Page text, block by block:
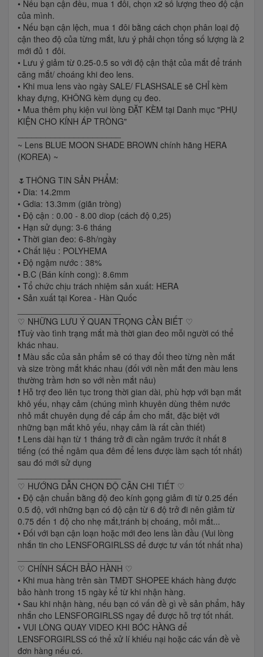
• Nếu bạn cận đều, mua 1 đôi, chọn x2 số lượng theo độ cận
của mình.
• Nếu bạn cận lệch, mua 1 đôi bằng cách chọn phân loại độ
cận theo độ của từng mắt, lưu ý phải chọn tổng số lượng là 2
mới đủ 1 đôi.
• Lưu ý giảm từ 0.25-0.5 so với độ cận thật của mắt để tránh
căng mắt/ choáng khi đeo lens.
• Khi mua lens vào ngày SALE/ FLASHSALE sẽ CHỈ kèm
khay đựng, KHÔNG kèm dụng cụ đeo.
• Mua thêm phụ kiện vui lòng ĐẶT KÈM tại Danh mục "PHỤ
KIỆN CHO KÍNH ÁP TRÒNG"
~ Lens BLUE MOON SHADE BROWN chính hãng HERA
(KOREA) ~
🌷THÔNG TIN SẢN PHẨM:
• Dia: 14.2mm
• Gdia: 13.3mm (giãn tròng)
• Độ cận : 0.00 - 8.00 diop (cách độ 0,25)
• Hạn sử dụng: 3-6 tháng
• Thời gian đeo: 6-8h/ngày
• Chất liệu : POLYHEMA
• Độ ngậm nước : 38%
• B.C (Bán kính cong): 8.6mm
• Tổ chức chịu trách nhiệm sản xuất: HERA
• Sản xuất tại Korea - Hàn Quốc
♡ NHỮNG LƯU Ý QUAN TRỌNG CẦN BIẾT ♡
❗️Tuỳ vào tình trạng mắt mà thời gian đeo mỗi người có thể
khác nhau.
❗️ Màu sắc của sản phẩm sẽ có thay đổi theo từng nền mắt
và size tròng mắt khác nhau (đối với nền mắt đen màu lens
thường trầm hơn so với nền mắt nâu)
❗️ Hỗ trợ đeo liên tục trong thời gian dài, phù hợp với bạn mắt
khô yếu, nhạy cảm (chúng mình khuyên dùng thêm nước
nhỏ mắt chuyên dụng để cấp ẩm cho mắt, đặc biệt với
những bạn mắt khô yếu, nhạy cảm là rất cần thiết)
❗️ Lens dài hạn từ 1 tháng trở đi cần ngâm trước ít nhất 8
tiếng (có thể ngâm qua đêm để lens được làm sạch tốt nhất)
sau đó mới sử dụng
♡ HƯỚNG DẪN CHỌN ĐỘ CẬN CHI TIẾT ♡
• Độ cận chuẩn bằng độ đeo kính gọng giảm đi từ 0.25 đến
0.5 độ, với những bạn có độ cận từ 6 độ trở đi nên giảm từ
0.75 đến 1 độ cho nhẹ mắt,tránh bị choáng, mỏi mắt...
• Đối với bạn cận loạn hoặc mới đeo lens lần đầu (Vui lòng
nhắn tin cho LENSFORGIRLSS để được tư vấn tốt nhất nha)
♡ CHÍNH SÁCH BẢO HÀNH ♡
• Khi mua hàng trên sàn TMĐT SHOPEE khách hàng được
bảo hành trong 15 ngày kể từ khi nhận hàng.
• Sau khi nhận hàng, nếu bạn có vấn đề gì về sản phẩm, hãy
nhắn cho LENSFORGIRLSS ngay để được hỗ trợ tốt nhất.
• VUI LÒNG QUAY VIDEO KHI BÓC HÀNG để
LENSFORGIRLSS có thể xử lí khiếu nại hoặc các vấn đề về
đơn hàng nếu có.